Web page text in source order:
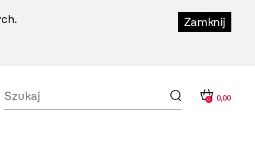
Zamknij
0 0,00